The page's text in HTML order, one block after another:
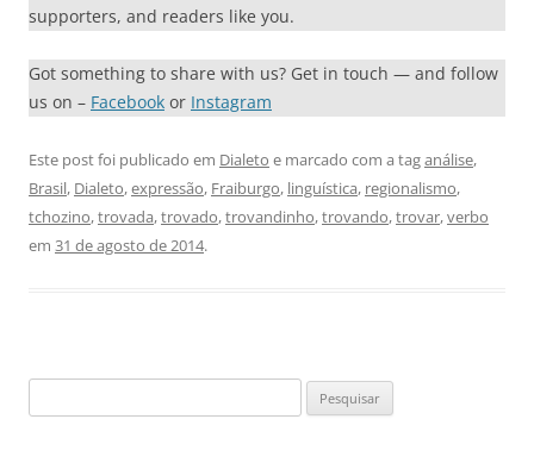
supporters, and readers like you.
Got something to share with us? Get in touch — and follow
us on – Facebook or Instagram
Este post foi publicado em Dialeto e marcado com a taganálise,
Brasil, Dialeto,expressão, Fraiburgo, linguística, regionalismo,
tchozino,trovada,trovado,trovandinho,trovando,trovar,verbo
em 31 de agosto de 2014.
por: